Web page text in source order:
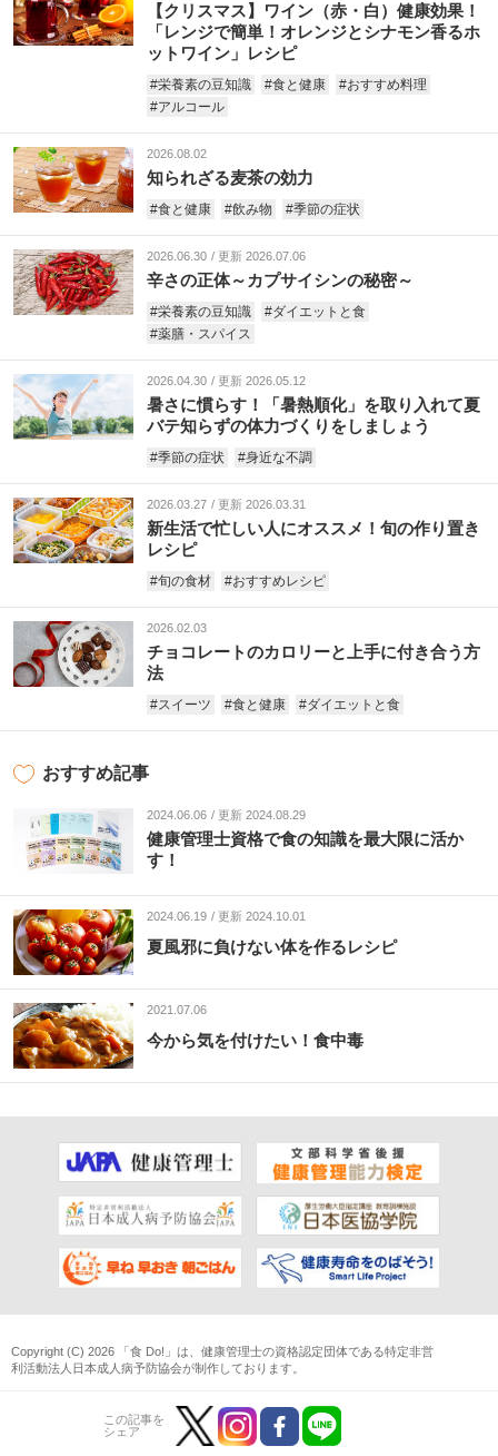
この記事を
シェア
【クリスマス】ワイン（赤・白）健康効果！
「レンジで簡単！オレンジとシナモン香るホ
ットワイン」レシピ
#栄養素の豆知識 #食と健康
#おすすめ料理
#アルコール
知られざる麦茶の効力
2026.08.02
#食と健康 #飲み物 #季節の症状
辛さの正体～カプサイシンの秘密～
2026.06.30 更新 2026.07.06
#栄養素の豆知識
#ダイエットと食
#薬膳・スパイス
暑さに慣らす！「暑熱順化」を取り入れて夏
バテ知らずの体力づくりをしましょう
2026.04.30 更新 2026.05.12
#季節の症状 #身近な不調
新生活で忙しい人にオススメ！旬の作り置き
レシピ
2026.03.27 更新 2026.03.31
#旬の食材 #おすすめレシピ
チョコレートのカロリーと上手に付き合う方
法
2026.02.03
#スイーツ #食と健康 #ダイエットと食
おすすめ記事
健康管理士資格で食の知識を最大限に活か
す！
2024.06.06 更新 2024.08.29
夏風邪に負けない体を作るレシピ
2024.06.19 更新 2024.10.01
今から気を付けたい！食中毒
2021.07.06
Copyright (C) 2026 「食 Do!」は、 健康管理士の資格認定団体である特定非営
利活動法人日本成人病予防協会が制作しております。